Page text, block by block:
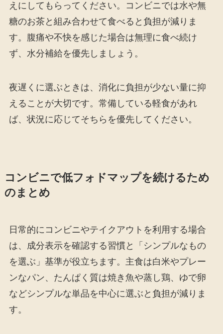
えにしてもらってください。コンビニでは水や無
糖のお茶と組み合わせて食べると負担が減りま
す。腹痛や不快を感じた場合は無理に食べ続け
ず、水分補給を優先しましょう。
夜遅くに選ぶときは、消化に負担が少ない量に抑
えることが大切です。常備している軽食があれ
ば、状況に応じてそちらを優先してください。
コンビニで低フォドマップを続けるため
のまとめ
日常的にコンビニやテイクアウトを利用する場合
は、成分表示を確認する習慣と「シンプルなもの
を選ぶ」基準が役立ちます。主食は白米やプレー
ンなパン、たんぱく質は焼き魚や蒸し鶏、ゆで卵
などシンプルな単品を中心に選ぶと負担が減りま
す。